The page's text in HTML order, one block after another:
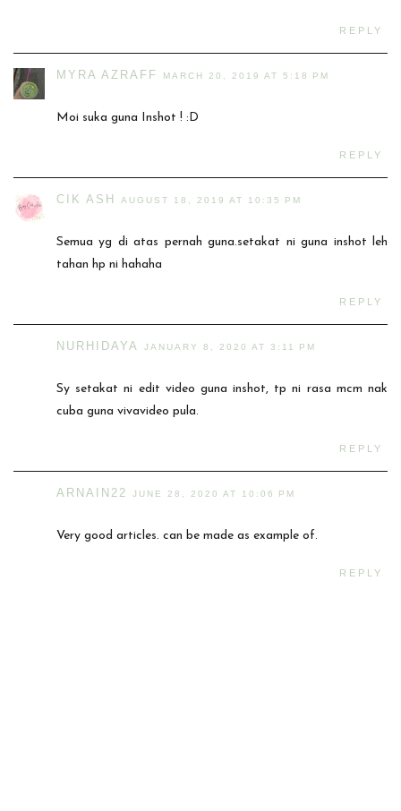
REPLY
MYRA AZRAFF MARCH 20, 2019 AT 5:18 PM
Moi suka guna Inshot ! :D
REPLY
CIK ASH AUGUST 18, 2019 AT 10:35 PM
Semua yg di atas pernah guna.setakat ni guna inshot leh
tahan hp ni hahaha
REPLY
NURHIDAYA JANUARY 8, 2020 AT 3:11 PM
Sy setakat ni edit video guna inshot, tp ni rasa mcm nak
cuba guna vivavideo pula.
REPLY
ARNAIN22 JUNE 28, 2020 AT 10:06 PM
Very good articles. can be made as example of.
REPLY